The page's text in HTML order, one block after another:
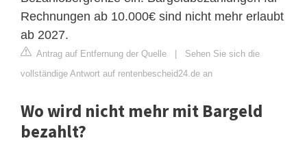
Rechnungen ab 10.000€ sind nicht mehr erlaubt
ab 2027.
Antrag auf Entfernung der Quelle | Sehen Sie sich die
vollständige Antwort auf rentenbescheid24.de an
Wo wird nicht mehr mit Bargeld
bezahlt?